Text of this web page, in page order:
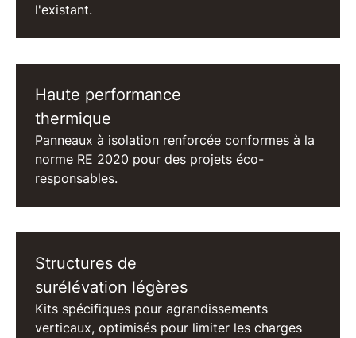
l'existant.
Haute performance
thermique
Panneaux à isolation renforcée conformes à la
norme RE 2020 pour des projets éco-
responsables.
Structures de
surélévation légères
Kits spécifiques pour agrandissements
verticaux, optimisés pour limiter les charges